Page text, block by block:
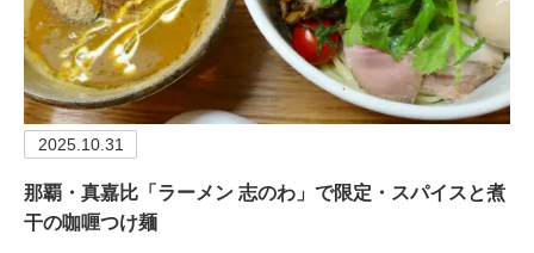
2025.10.31
那覇・真嘉比「ラーメン 志のわ」で限定・スパイスと煮
干の咖喱つけ麺